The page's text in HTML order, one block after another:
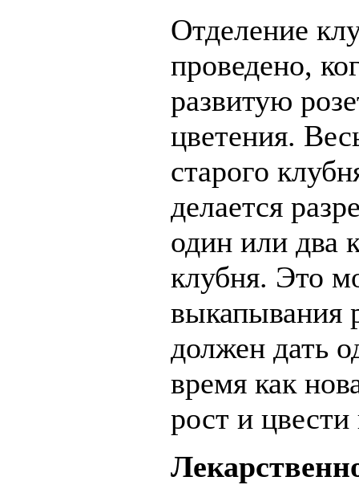
Отделение
проведено,
развитую
цветения.
старого
делается
один или два
клубня. Это
выкапывания
должен дать
время как
рост и